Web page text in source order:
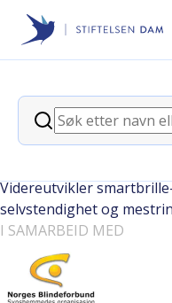
Stiftelsen Dam
Søk
back
Smartbriller
Videreutvikler
selvstendighet og
I SAMARBEID MED